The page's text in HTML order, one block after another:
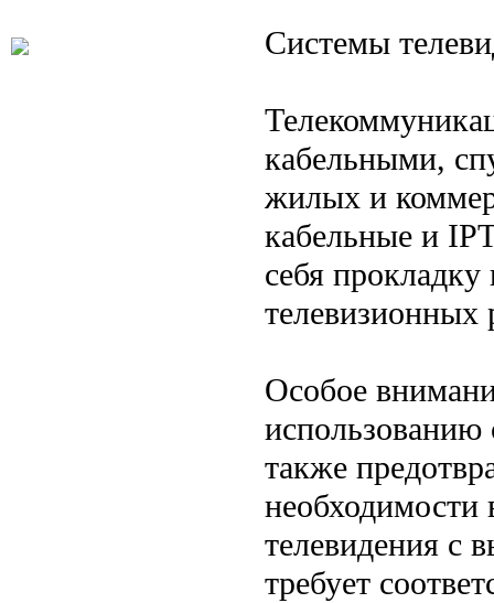
Системы
кабельными,
жилых и
кабельные и
себя
телевизионных
Особое
использованию
также
необходимости
телевидения с
требует